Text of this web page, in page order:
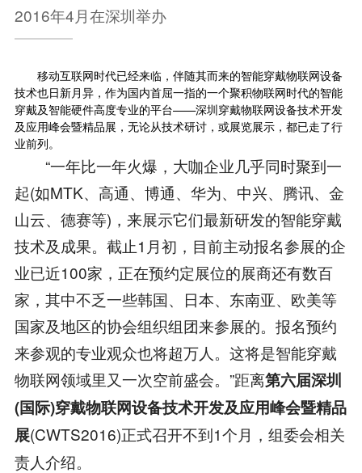
2016年4月在深圳举办
移动互联网时代已经来临，伴随其而来的智能穿戴物联网设备
技术也日新月异，作为国内首屈一指的一个聚积物联网时代的智能
穿戴及智能硬件高度专业的平台——深圳穿戴物联网设备技术开发
及应用峰会暨精品展，无论从技术研讨，或展览展示，都已走了行
业前列。
“一年比一年火爆，大咖企业几乎同时聚到一
起(如MTK、高通、博通、华为、中兴、腾讯、金
山云、德赛等)，来展示它们最新研发的智能穿戴
技术及成果。截止1月初，目前主动报名参展的企
业已近100家，正在预约定展位的展商还有数百
家，其中不乏一些韩国、日本、东南亚、欧美等
国家及地区的协会组织组团来参展的。报名预约
来参观的专业观众也将超万人。这将是智能穿戴
物联网领域里又一次空前盛会。”距离第六届深圳
(国际)穿戴物联网设备技术开发及应用峰会暨精品
展(CWTS2016)正式召开不到1个月，组委会相关
责人介绍。